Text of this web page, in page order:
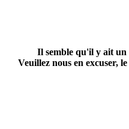
Il semble qu'il y ait un
Veuillez nous en excuser,